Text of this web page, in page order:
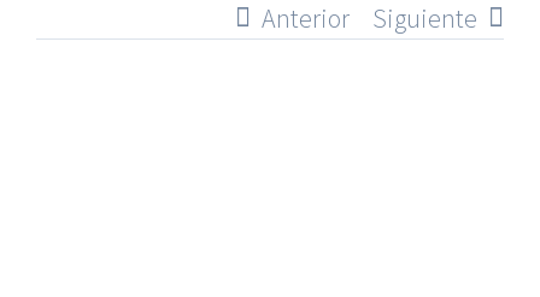
Anterior Siguiente